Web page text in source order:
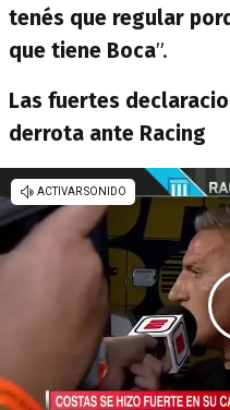
tenés que regular
que tiene Boca”.
Las fuertes
derrota ante Racing